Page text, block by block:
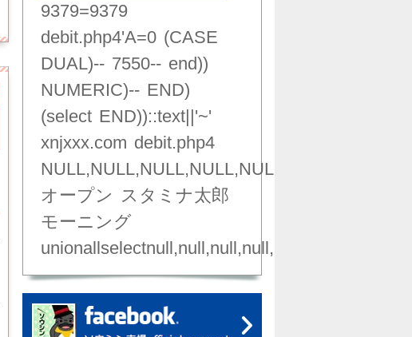
9379=9379
debit.php4'A=0 (CASE
DUAL)-- 7550-- end))
NUMERIC)-- END)
(select END))::text||'~'
xnjxxx.com debit.php4
オープン スタミナ太郎
モーニング